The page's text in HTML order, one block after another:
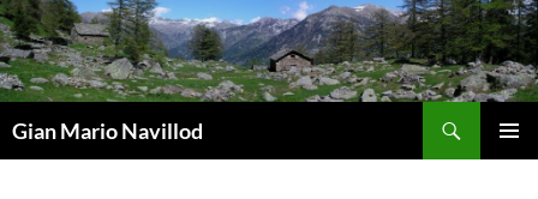
Vai
al
contenuto
Gian Mario Navillod